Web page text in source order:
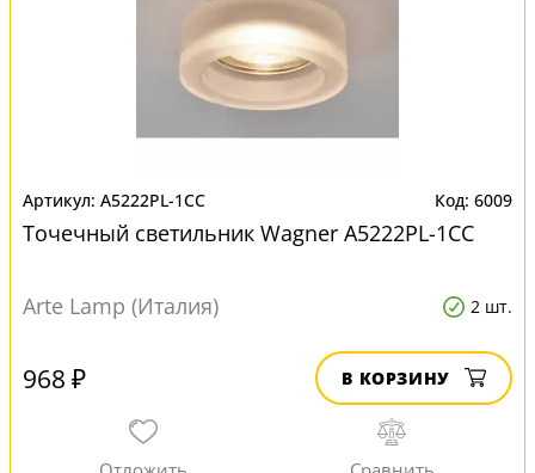
A5222PL-1CC 6009
Точечный светильник Wagner A5222PL-1CC
Arte Lamp (Италия) 2 шт.
968 ₽ В КОРЗИНУ